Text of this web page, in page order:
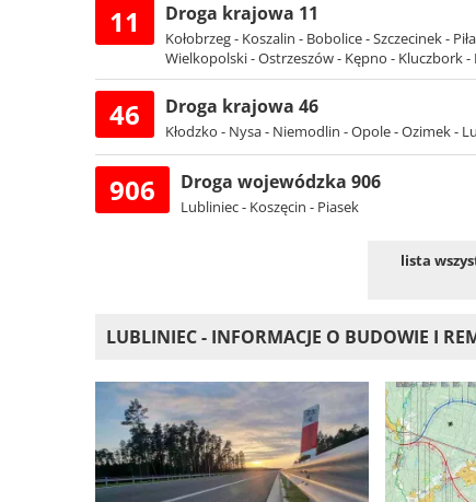
11 Droga krajowa 11
Kołobrzeg - Koszalin - Bobolice - Szczecinek -
Wielkopolski - Ostrzeszów - Kępno - Kluczbork
46 Droga krajowa 46
Kłodzko - Nysa - Niemodlin - Opole - Ozimek -
906 Droga wojewódzka 906
Lubliniec - Koszęcin - Piasek
lista
LUBLINIEC - INFORMACJE O BUDOWIE I